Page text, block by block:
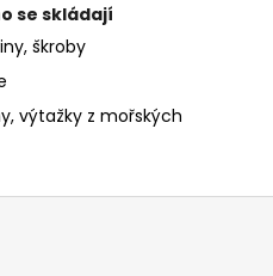
se skládají
škroby
výtažky z mořských